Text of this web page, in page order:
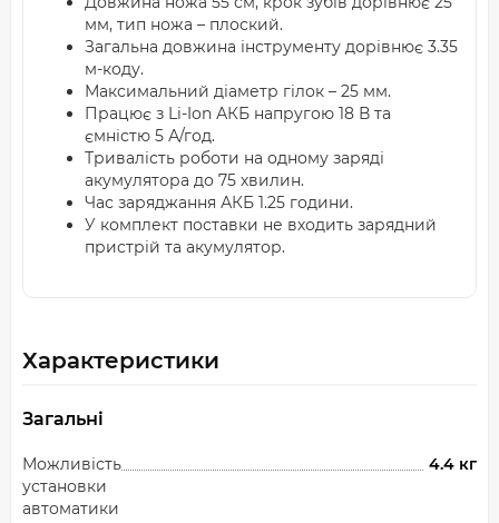
мм, тип ножа – плоский.
Загальна довжина інструменту дорівнює 3.35
м-коду.
Максимальний діаметр гілок – 25 мм.
Працює з Li-Ion АКБ напругою 18 В та
ємністю 5 А/год.
Тривалість роботи на одному заряді
акумулятора до 75 хвилин.
Час заряджання АКБ 1.25 години.
У комплект поставки не входить зарядний
пристрій та акумулятор.
Характеристики
Загальні
Можливість
установки
автоматики
4.4 кг